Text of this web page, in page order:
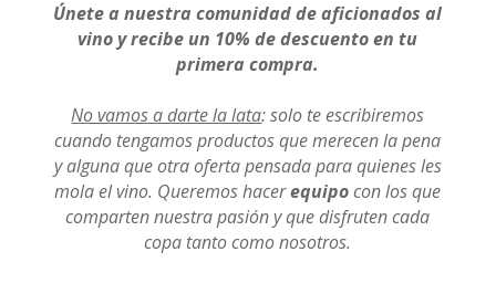
en
la
de
producto
Únete a nuestra comunidad de aficionados al
vino y recibe un 10% de descuento en tu
primera compra.
No vamos a darte la lata: solo te escribiremos
cuando tengamos productos que merecen la pena
y alguna que otra oferta pensada para quienes les
mola el vino. Queremos hacerequipocon los que
comparten nuestra pasión y que disfruten cada
copa tanto como nosotros.